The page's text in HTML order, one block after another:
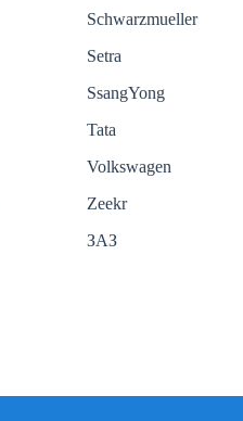
Schwarzmueller
Setra
SsangYong
Tata
Volkswagen
Zeekr
ЗАЗ